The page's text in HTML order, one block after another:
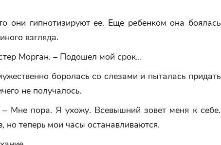
они гипнотизируют ее. Еще ребенком она боялась
взгляда.
Морган. – Подошел мой срок…
боролась со слезами и пыталась придать
не получалось.
Мне пора. Я ухожу. Всевышний зовет меня к себе.
но теперь мои часы останавливаются.